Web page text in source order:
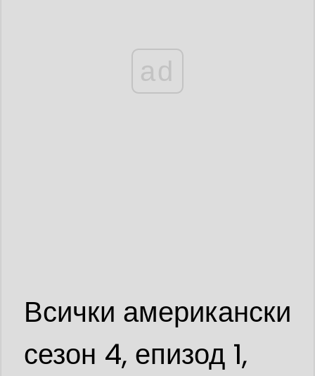
ad
Всички американски
сезон 4, епизод 1,